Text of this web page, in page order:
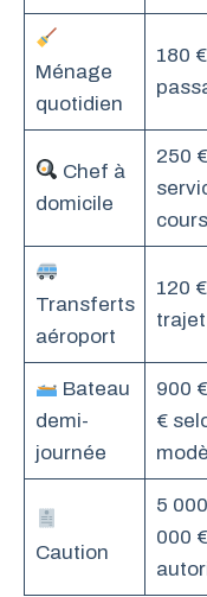
Ménage
quotidien
180
Chef à
domicile
250
Transferts
aéroport
120
Bateau
demi-
journée
900
€
Caution
5
000